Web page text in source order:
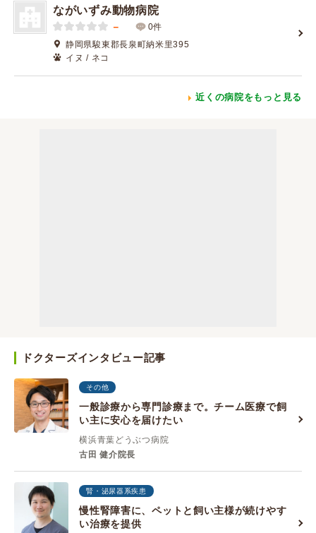
ながいずみ動物病院
－
0件
静岡県駿東郡長泉町納米里395
イヌ / ネコ
近くの病院をもっと見る
ドクターズインタビュー記事
その他
一般診療から専門診療まで。チーム医療で飼
い主に安心を届けたい
横浜青葉どうぶつ病院
古田 健介院長
腎・泌尿器系疾患
慢性腎障害に、ペットと飼い主様が続けやす
い治療を提供